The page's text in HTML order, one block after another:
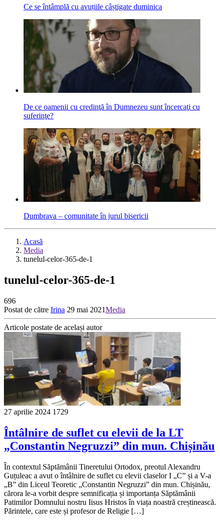
Ce se întâmplă cu avuțiile câștigate duminica
De ce oamenii cu credinţă în Dumnezeu sunt încercaţi cu
suferinţe?
Dumbrava – comunitate în jurul bisericii
Acasă
Media
tunelul-celor-365-de-1
tunelul-celor-365-de-1
696
Postat de către Irina 29 mai 2021Media
Articole postate de același autor
27 aprilie 2024 1729
Întâlnire de suflet cu elevii de la LT
„Constantin Negruzzi” din mun. Chișinău
În contextul Săptămânii Tineretului Ortodox, preotul Alexandru
Guțuleac a avut o întâlnire de suflet cu elevii claselor I „C” și a V-a
„B” din Liceul Teoretic „Constantin Negruzzi” din mun. Chișinău,
cărora le-a vorbit despre semnificația și importanța Săptămânii
Patimilor Domnului nostru Iisus Hristos în viața noastră creștinească.
Părintele, care este și profesor de Religie […]